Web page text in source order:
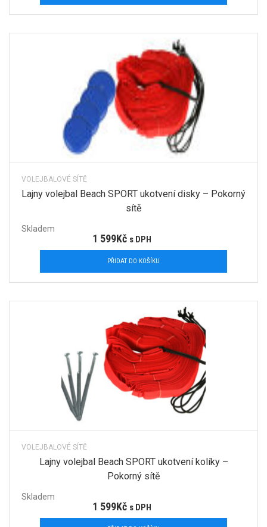
VOLEJBALOVÉ SÍTĚ
Lajny volejbal Beach SPORT ukotvení disky – Pokorný
sítě
1 599Kč s DPH
Skladem
PŘIDAT DO KOŠÍKU
VOLEJBALOVÉ SÍTĚ
Lajny volejbal Beach SPORT ukotvení kolíky –
Pokorný sítě
1 599Kč s DPH
Skladem